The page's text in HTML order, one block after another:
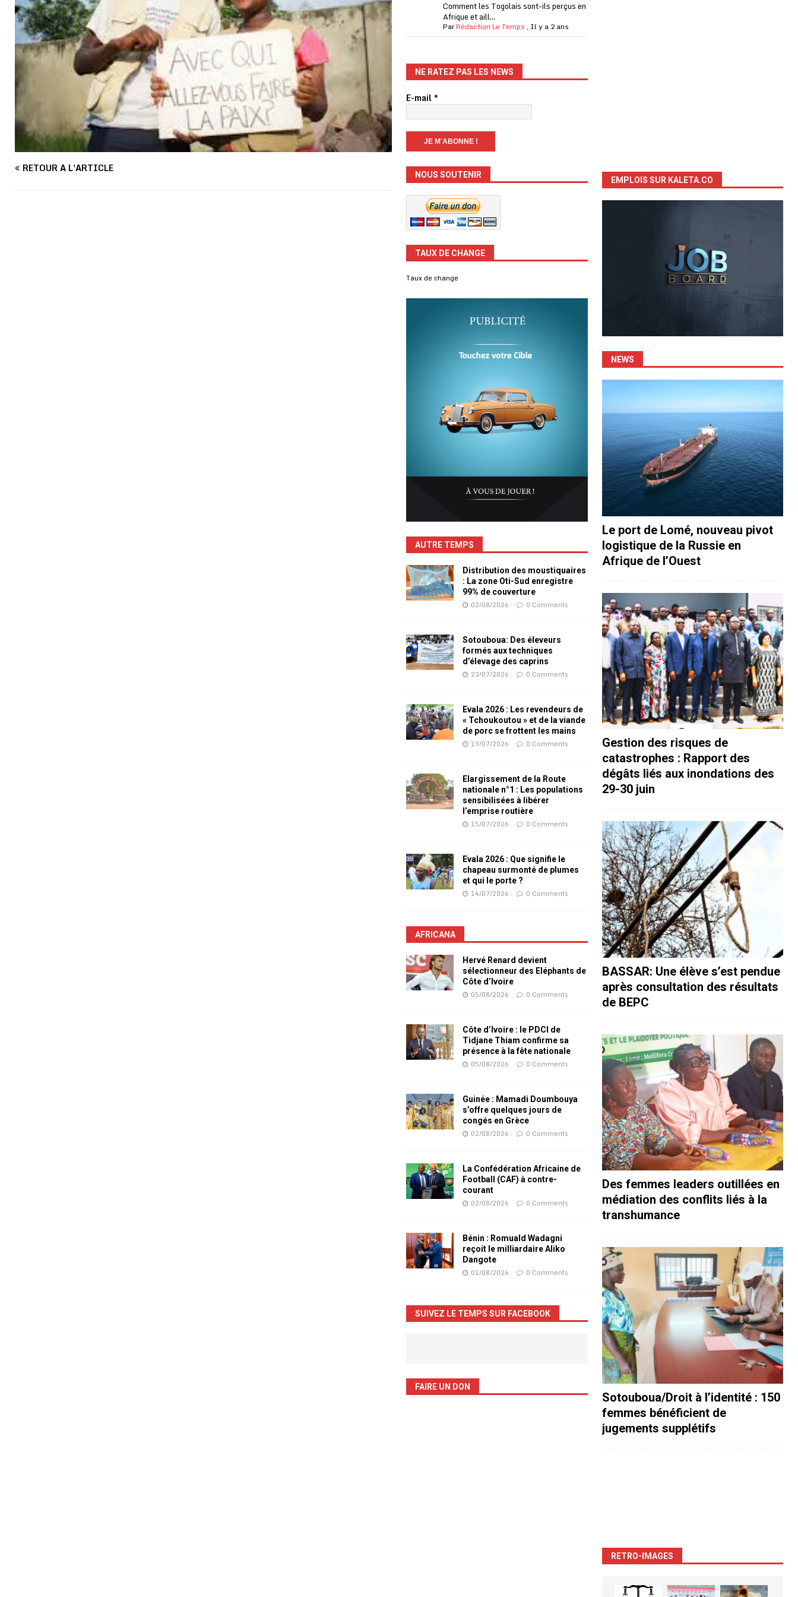
RETOUR À L'ARTICLE
Comment les Togolais sont-ils perçus en
Afrique et aill...
ParRédaction Le Temps , Il y a 2 ans
NE RATEZ PAS LES NEWS
E-mail*
NOUS SOUTENIR
TAUX DE CHANGE
Taux de change
AUTRE TEMPS
Distribution des moustiquaires
: La zone Oti-Sud enregistre
99% de couverture
02/08/2026 0 Comments
Sotouboua: Des éleveurs
formés aux techniques
d’élevage des caprins
23/07/2026 0 Comments
Evala 2026 : Les revendeurs de
« Tchoukoutou » et de la viande
de porc se frottent les mains
19/07/2026 0 Comments
Elargissement de la Route
nationale n°1 : Les populations
sensibilisées à libérer
l’emprise routière
15/07/2026 0 Comments
Evala 2026 : Que signifie le
chapeau surmonté de plumes
et qui le porte ?
14/07/2026 0 Comments
AFRICANA
Hervé Renard devient
sélectionneur des Eléphants de
Côte d’Ivoire
05/08/2026 0 Comments
Côte d’Ivoire : le PDCI de
Tidjane Thiam confirme sa
présence à la fête nationale
05/08/2026 0 Comments
Guinée : Mamadi Doumbouya
s’offre quelques jours de
congés en Grèce
02/08/2026 0 Comments
La Confédération Africaine de
Football (CAF) à contre-
courant
02/08/2026 0 Comments
Bénin : Romuald Wadagni
reçoit le milliardaire Aliko
Dangote
01/08/2026 0 Comments
SUIVEZ LE TEMPS SUR FACEBOOK
FAIRE UN DON
EMPLOIS SUR KALETA.CO
NEWS
Le port de Lomé, nouveau pivot
logistique de la Russie en
Afrique de l’Ouest
Gestion des risques de
catastrophes : Rapport des
dégâts liés aux inondations des
29-30 juin
BASSAR: Une élève s’est pendue
après consultation des résultats
de BEPC
Des femmes leaders outillées en
médiation des conflits liés à la
transhumance
Sotouboua/Droit à l’identité : 150
femmes bénéficient de
jugements supplétifs
RETRO-IMAGES